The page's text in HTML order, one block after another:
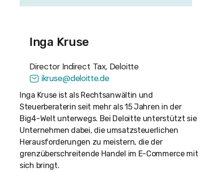
Inga Kruse
Director Indirect Tax, Deloitte
ikruse@deloitte.de
Inga Kruse ist als Rechtsanwältin und
Steuerberaterin seit mehr als 15 Jahren in der
Big4-Welt unterwegs. Bei Deloitte unterstützt sie
Unternehmen dabei, die umsatzsteuerlichen
Herausforderungen zu meistern, die der
grenzüberschreitende Handel im E-Commerce mit
sich bringt.